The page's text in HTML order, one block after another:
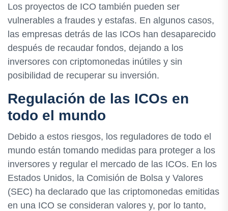
Los proyectos de ICO también pueden ser
vulnerables a fraudes y estafas. En algunos casos,
las empresas detrás de las ICOs han desaparecido
después de recaudar fondos, dejando a los
inversores con criptomonedas inútiles y sin
posibilidad de recuperar su inversión.
Regulación de las ICOs en
todo el mundo
Debido a estos riesgos, los reguladores de todo el
mundo están tomando medidas para proteger a los
inversores y regular el mercado de las ICOs. En los
Estados Unidos, la Comisión de Bolsa y Valores
(SEC) ha declarado que las criptomonedas emitidas
en una ICO se consideran valores y, por lo tanto,